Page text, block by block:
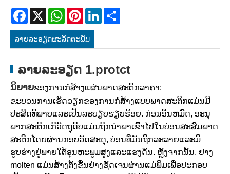
Facebook
X WhatsAppPinterestLinkedIn
ລາຍ​ລະ​ອຽດ​ຜະ​ລິດ​ຕະ​ພັນ
ລາຍລະອຽດ 1.protct
ນິຍາຍຂອງການກໍ່ສ້າງແຜ່ນພາດສະຕິກລາຄາ:
ຂະບວນການເຮັດວຽກຂອງການກໍ່ສ້າງແບບພາດສະຕິກແມ່ນມີ
ປະສິດທິພາບແລະເປັນລະບຽບຮຽບຮ້ອຍ. ກ່ອນອື່ນຫມົດ, ອະນຸ
ພາກສະຕິກເກີວັດຖຸດິບແມ່ນຖືກນໍາພາເຂົ້າໄປໃນບ່ອນສະສົມພາດ
ສະຕິກໂດຍຜ່ານກອບວັດສະດຸ, ບ່ອນທີ່ມັນຖືກລະລາຍແລະມີ
ຮູບຮ່າງຢູ່ພາຍໃຕ້ອຸນຫະພູມສູງແລະແຮງດັນ. ຫຼັງຈາກນັ້ນ, ຢາງ
molten ແມ່ນສ້າງຕັ້ງຂື້ນຢ່າງຊັດເຈນຜ່ານແມ່ພິມເພື່ອປະກອບ